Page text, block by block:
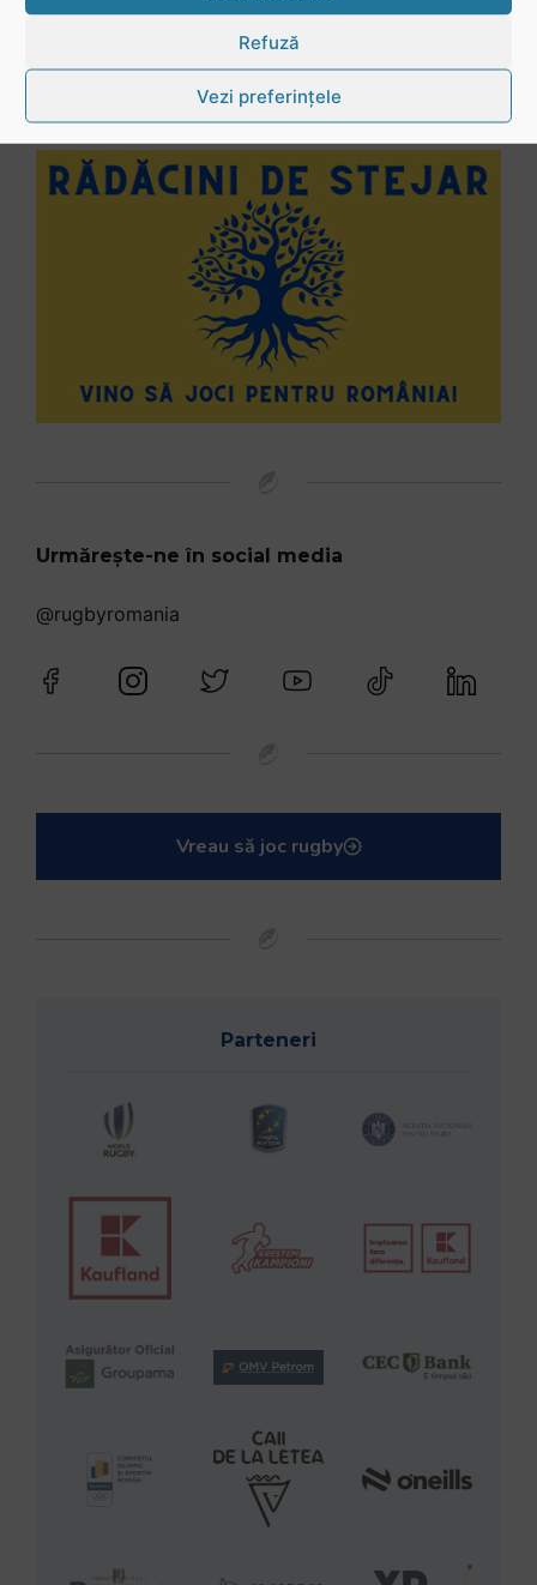
Refuză
Vezi preferințele
Urmărește-ne în social media
@rugbyromania
Vreau să joc rugby
Parteneri